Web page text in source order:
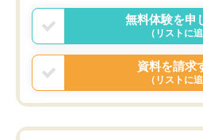
無料体験を申
（リストに
資料を請求
（リストに